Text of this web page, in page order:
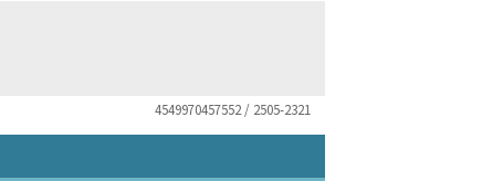
4549970457552 / 2505-2321